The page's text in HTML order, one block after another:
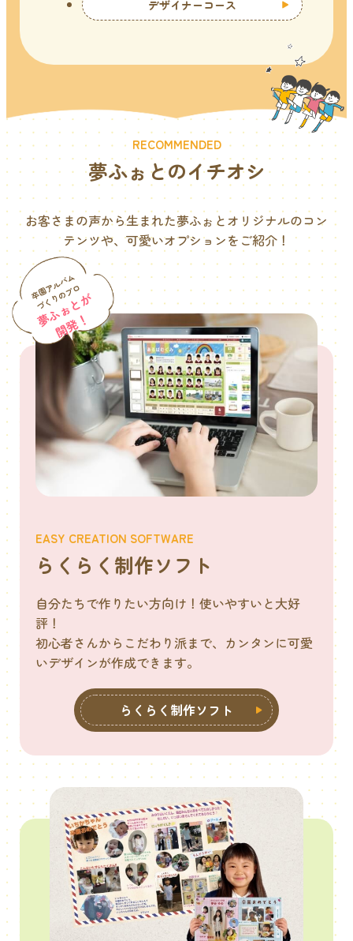
デザイナーコース
RECOMMENDED
夢ふぉとのイチオシ
お客さまの声から生まれた夢ふぉとオリジナルのコン
テンツや、可愛いオプションをご紹介！
卒園アルバム
づくりのプロ
夢ふぉとが
開発！
EASY CREATION SOFTWARE
らくらく制作ソフト
自分たちで作りたい方向け！使いやすいと大好
評！
初心者さんからこだわり派まで、カンタンに可愛
いデザインが作成できます。
らくらく制作ソフト